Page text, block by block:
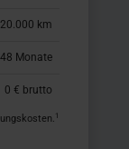
20.000 km
48 Monate
0 € brutto
1